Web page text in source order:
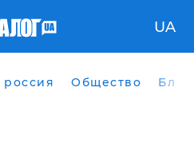
UA
россия Общество